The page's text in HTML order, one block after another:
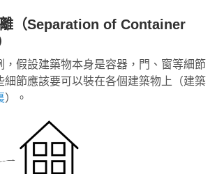
（Separation of Container
，假設建築物本身是容器，門、窗等細節
細節應該要可以裝在各個建築物上（建築
）。